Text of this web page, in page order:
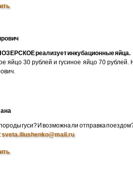
реализует инкубационные яйца.
яйцо 30 рублей и гусиное яйцо 70
гуси? И возможна ли отправка
sveta.iliushenko@mail.ru